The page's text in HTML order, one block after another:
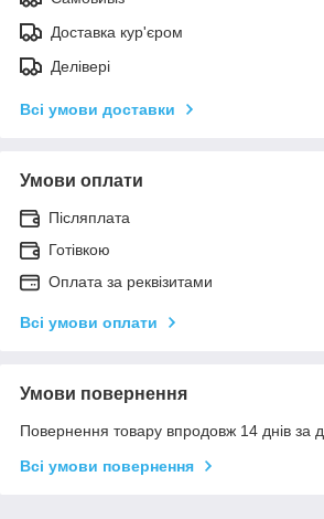
Доставка кур'єром
Делівері
Всі умови доставки
Умови оплати
Післяплата
Готівкою
Оплата за реквізитами
Всі умови оплати
Умови повернення
Повернення товару впродовж 14 днів за
Всі умови повернення